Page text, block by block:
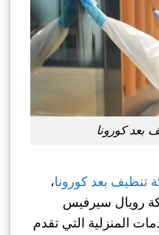
بعد كورونا
تنظيف بعد كورونا،
رويال سيرفيس
المنزلية التي تقدم